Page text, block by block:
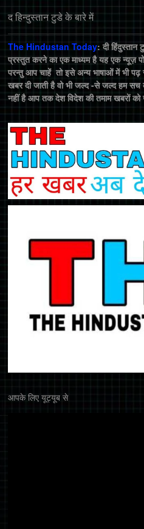
द हिन्‍दुस्‍तान टुडे के बारे में
The Hindustan Today: दी
प्रस्तुत करने का एक माध्यम है यह एक न्यूज़
परन्तु आप चाहें तो इसे अन्य भाषाओं में भी
खबर दी जाती है वो भी जल्द -से जल्द हम
नहीं है आप तक देश विदेश की तमाम खबरों
आपके लिए यूट्यूब से